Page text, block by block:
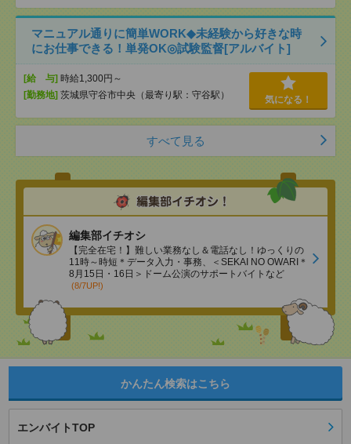
マニュアル通りに簡単WORK◆未経験から好きな時
にお仕事できる！単発OK◎試験監督[アルバイト]
[給 与] 時給1,300円～
[勤務地] 茨城県守谷市中央（最寄り駅：守谷駅） 気になる！
すべて見る
編集部イチオシ
【完全在宅！】難しい業務なし＆電話なし！ゆっくりの
11時～時短＊データ入力・事務、＜SEKAI NO OWARI＊
8月15日・16日＞ドーム公演のサポートバイトなど
(8/7UP!)
かんたん検索はこちら
エンバイトTOP